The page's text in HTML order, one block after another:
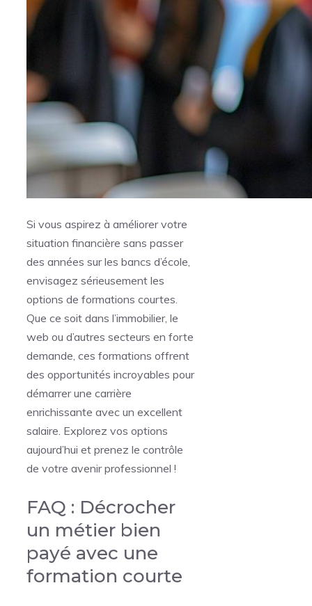
Si vous aspirez à améliorer votre
situation financière sans passer
des années sur les bancs d’école,
envisagez sérieusement les
options de formations courtes.
Que ce soit dans l’immobilier, le
web ou d’autres secteurs en forte
demande, ces formations offrent
des opportunités incroyables pour
démarrer une carrière
enrichissante avec un excellent
salaire. Explorez vos options
aujourd’hui et prenez le contrôle
de votre avenir professionnel !
FAQ : Décrocher
un métier bien
payé avec une
formation courte